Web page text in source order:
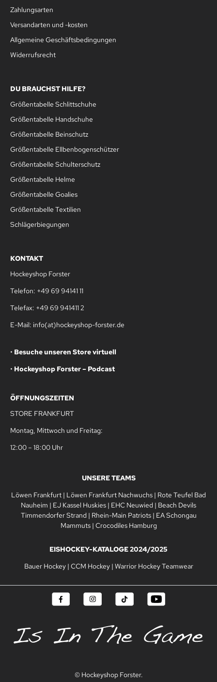
Zahlungsarten
Versandarten und -kosten
Allgemeine Geschäftsbedingungen
Widerrufsrecht
DU BRAUCHST HILFE?
Größentabelle Schlittschuhe
Größentabelle Handschuhe
Größentabelle Beinschutz
Größentabelle Ellbenbogenschützer
Größentabelle Schulterschutz
Größentabelle Helme
Größentabelle Goalies
Größentabelle Textilien
Schlägerbiegungen
KONTAKT
Hockeyshop Forster
Telefon: +49 69 94141 11
Telefax: +49 69 941411 2
E-Mail: info(at)hockeyshop-forster.de
• Besuche unseren Store virtuell
• Hockeyshop Forster – Podcast
ÖFFNUNGSZEITEN
STORE FRANKFURT
Montag, Mittwoch und Freitag:
12:00 – 18:00 Uhr
UNSERE TEAMS
Löwen Frankfurt | Löwen Frankfurt Nachwuchs | Rote Teufel Bad
Nauheim | EJ Kassel Huskies | EHC Neuwied | Beach Devils
Timmendorfer Strand | Rhein-Main Patriots| EA Schongau
Mammuts| Crocodiles Hamburg
EISHOCKEY-KATALOGE 2024/2025
Bauer Hockey| CCM Hockey| Warrior Hockey Teamwear
© Hockeyshop Forster.